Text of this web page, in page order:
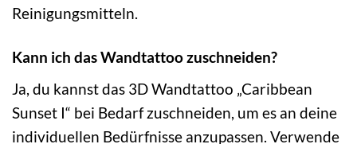
Reinigungsmitteln.
Kann ich das Wandtattoo zuschneiden?
Ja, du kannst das 3D Wandtattoo „Caribbean
Sunset I“ bei Bedarf zuschneiden, um es an deine
individuellen Bedürfnisse anzupassen. Verwende